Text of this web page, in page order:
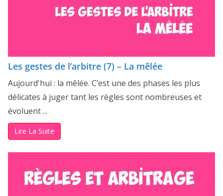
Les gestes de l’arbitre (7) – La mêlée
Aujourd'hui : la mêlée. C’est une des phases les plus
délicates à juger tant les règles sont nombreuses et
évoluent ...
Lire La Suite